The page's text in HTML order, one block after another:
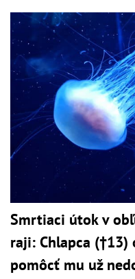
Smrtiaci útok v
raji: Chlapca
pomôcť mu už